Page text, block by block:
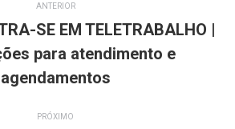
ANTERIOR
Post
anterior:
SE EM TELETRABALHO |
para atendimento e
agendamentos
PRÓXIMO